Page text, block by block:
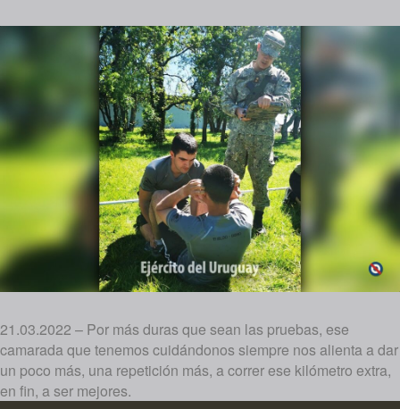
21.03.2022 – Por más duras que sean las pruebas, ese
camarada que tenemos cuidándonos siempre nos alienta a dar
un poco más, una repetición más, a correr ese kilómetro extra,
en fin, a ser mejores.